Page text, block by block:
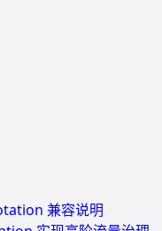
兼容说明